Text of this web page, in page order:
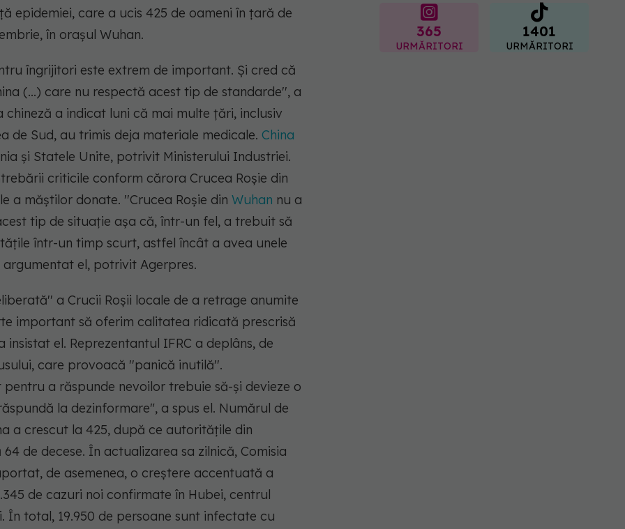
epidemiei, care a ucis 425 de oameni în ţară de
în oraşul Wuhan.
îngrijitori este extrem de important. Şi cred că
(...) care nu respectă acest tip de standarde'', a
a indicat luni că mai multe ţări, inclusiv
de Sud, au trimis deja materiale medicale. China
şi Statele Unite, potrivit Ministerului Industriei.
criticile conform cărora Crucea Roşie din
a măştilor donate. ''Crucea Roşie din Wuhan nu a
tip de situaţie aşa că, într-un fel, a trebuit să
într-un timp scurt, astfel încât a avea unele
argumentat el, potrivit Agerpres.
a Crucii Roşii locale de a retrage anumite
important să oferim calitatea ridicată prescrisă
el. Reprezentantul IFRC a deplâns, de
care provoacă ''panică inutilă''.
a răspunde nevoilor trebuie să-şi devieze o
la dezinformare", a spus el. Numărul de
a crescut la 425, după ce autorităţile din
de decese. În actualizarea sa zilnică, Comisia
de asemenea, o creştere accentuată a
de cazuri noi confirmate în Hubei, centrul
În total, 19.950 de persoane sunt infectate cu
365
URMĂRITORI
1401
URMĂRITORI